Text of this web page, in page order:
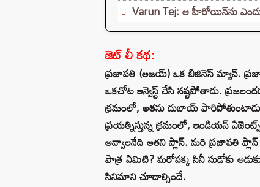
Varun Tej: ఆ హీరోయిన్‌ను
జెట్ లీ కథ:
ప్రజాపతి (అజయ్) ఒక బిజినెస్ మ్యాన్.
ఒకచోట ఇన్వెస్ట్ చేసి నష్టపోతాడు.
క్రమంలో, అతను దుబాయ్
ప్రయత్నిస్తున్న క్రమంలో, ఇండియన్
అవ్వాలనేది అతని ప్లాన్. మరి ప్రజాపతి
పాత్ర ఏమిటి? మరోపక్క సినీ సుడోకు
సినిమాని చూడాల్సిందే.